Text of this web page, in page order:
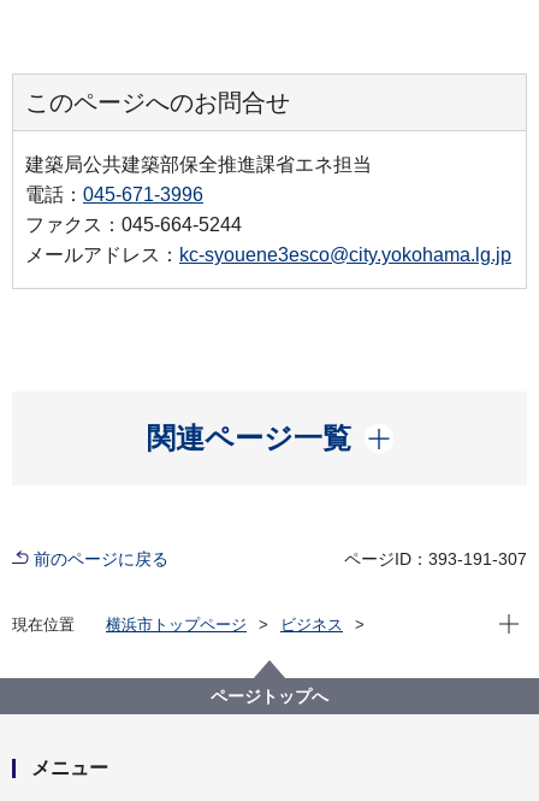
このページへのお問合せ
建築局公共建築部保全推進課省エネ担当
電話： 045-671-3996
ファクス：045-664-5244
メールアドレス： kc-syouene3esco@city.yokohama.lg.jp
関連ページ一覧
開く
前のページに戻る ページID：393-191-307
現在位置 横浜市トップページ
ビジネス
公共建築物の脱炭素化の取組
ESCO事業実施施設
横浜市中央図書館ESCO事業
現在
ページトップへ
メニュー